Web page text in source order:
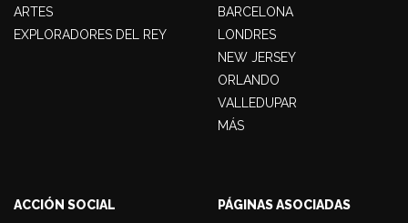
ARTES
EXPLORADORES DEL REY
BARCELONA
LONDRES
NEW JERSEY
ORLANDO
VALLEDUPAR
MÁS
ACCIÓN SOCIAL
PÁGINAS ASOCIADAS